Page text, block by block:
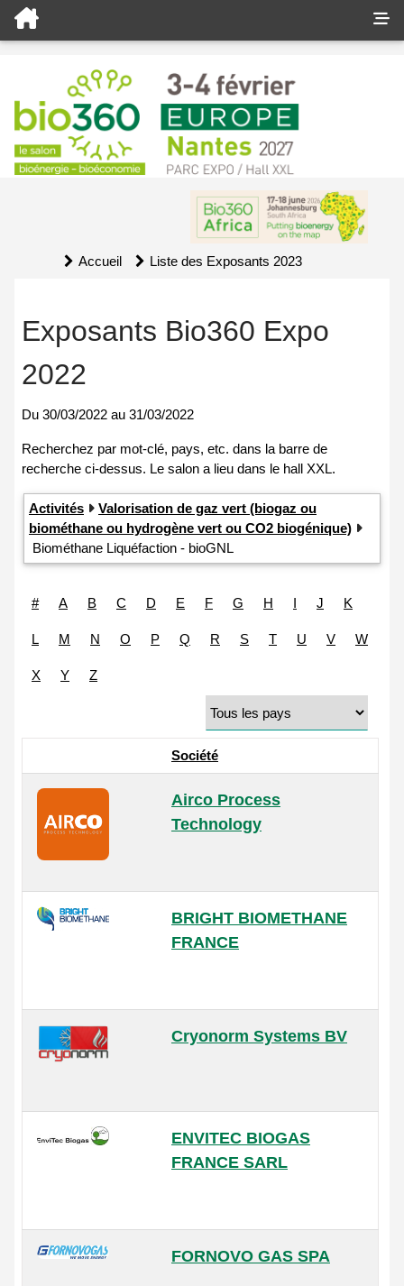
Accueil Liste des Exposants 2023
Exposants Bio360 Expo
2022
Du 30/03/2022 au 31/03/2022
Activités
Valorisation de gaz vert (biogaz ou
biométhane ou hydrogène vert ou CO2 biogénique)
Biométhane Liquéfaction - bioGNL
# A B C D E F G H I J K
L M N O P Q R S T U V W
X Y Z
Société
Airco Process
Technology
BRIGHT BIOMETHANE
FRANCE
Cryonorm Systems BV
ENVITEC BIOGAS
FRANCE SARL
FORNOVO GAS SPA